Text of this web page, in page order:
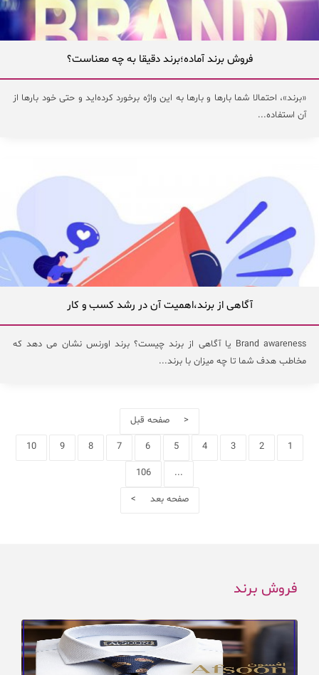
فروش برند آماده؛برند دقیقا به چه معناست؟
«برند»، احتمالا شما بارها و بارها به این واژه برخورد کرده‌اید و حتی خود بارها از
آن استفاده...
آگاهی از برند،اهمیت آن در رشد کسب و کار
Brand awareness یا آگاهی از برند چیست؟ برند اورنس نشان می دهد که
مخاطب هدف شما تا چه میزان با برند...
< صفحه قبل
1
2
3
4
5
6
7
8
9
10
...
106
صفحه بعد >
فروش برند